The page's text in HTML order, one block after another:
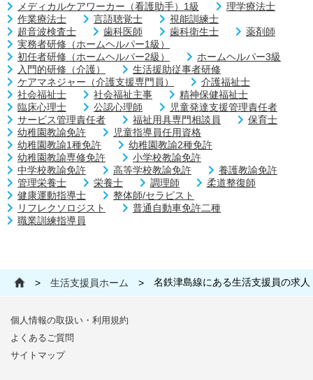
メディカルケアワーカー（看護助手）1級
理学療法士
作業療法士
言語聴覚士
視能訓練士
超音波検査士
歯科医師 歯科衛生士
薬剤師
実務者研修（ホームヘルパー1級）
初任者研修（ホームヘルパー2級）
ホームヘルパー3級
入門的研修（介護）
生活援助従事者研修
ケアマネジャー（介護支援専門員）
介護福祉士
社会福祉士
社会福祉主事
精神保健福祉士
臨床心理士
公認心理師
児童発達支援管理責任者
サービス管理責任者
福祉用具専門相談員
保育士
幼稚園教諭免許
児童指導員任用資格
幼稚園教諭1種免許
幼稚園教諭2種免許
幼稚園教諭専修免許
小学校教諭免許
中学校教諭免許
高等学校教諭免許
養護教諭免許
管理栄養士
栄養士 調理師
柔道整復師
健康運動指導士
整体師/セラピスト
リフレクソロジスト
普通自動車免許二種
職業訓練指導員
> 生活支援員ホーム > 名鉄津島線にある生活支援員の求人
個人情報の取扱い・利用規約
よくあるご質問
サイトマップ